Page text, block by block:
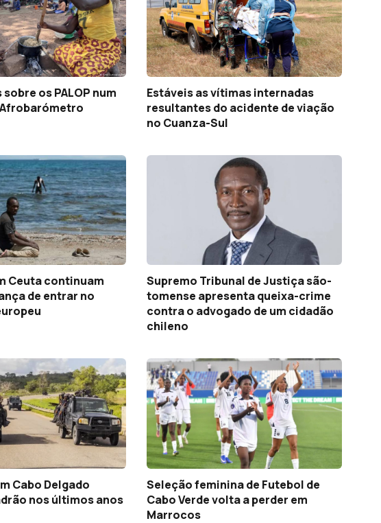
os PALOP num
Estáveis as vítimas internadas
resultantes do acidente de viação
no Cuanza-Sul
Ceuta continuam
de entrar no
Supremo Tribunal de Justiça são-
tomense apresenta queixa-crime
contra o advogado de um cidadão
chileno
Cabo Delgado
nos últimos anos
Seleção feminina de Futebol de
Cabo Verde volta a perder em
Marrocos